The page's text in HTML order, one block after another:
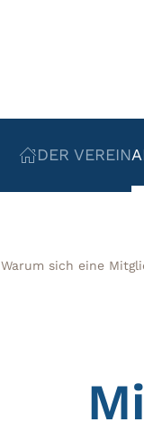
DER VEREIN
Warum sich eine